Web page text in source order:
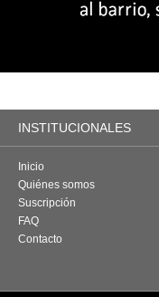
INSTITUCIONALES
Inicio
Quiénes somos
Suscripción
FAQ
Contacto